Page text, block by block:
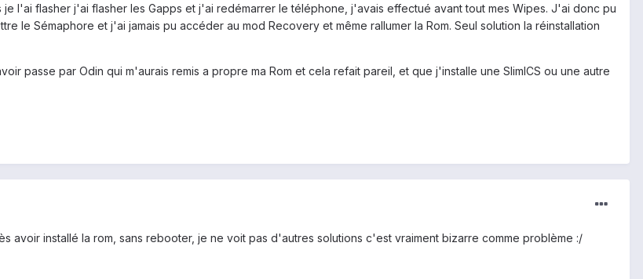
je l'ai flasher j'ai flasher les Gapps et j'ai redémarrer le téléphone, j'avais effectué avant tout mes Wipes. J'ai donc pu
le Sémaphore et j'ai jamais pu accéder au mod Recovery et même rallumer la Rom. Seul solution la réinstallation
passe par Odin qui m'aurais remis a propre ma Rom et cela refait pareil, et que j'installe une SlimICS ou une autre
avoir installé la rom, sans rebooter, je ne voit pas d'autres solutions c'est vraiment bizarre comme problème :/